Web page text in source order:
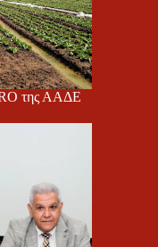
της ΑΑΔΕ